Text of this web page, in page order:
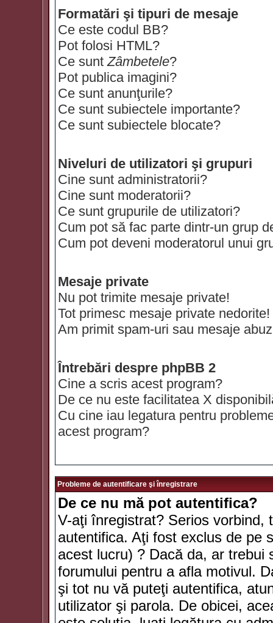
Formatări şi tipuri de mesaje
Ce este codul BB?
Pot folosi HTML?
Ce suntZâmbetele?
Pot publica imagini?
Ce sunt anunţurile?
Ce sunt subiectele importante?
Ce sunt subiectele blocate?
Niveluri de utilizatori şi grupuri
Cine sunt administratorii?
Cine sunt moderatorii?
Ce sunt grupurile de utilizatori?
Cum pot să fac parte dintr-un grup
Cum pot deveni moderatorul unui
Mesaje private
Nu pot trimite mesaje private!
Tot primesc mesaje private nedorite!
Am primit spam-uri sau mesaje
Întrebări despre phpBB 2
Cine a scris acest program?
De ce nu este facilitatea X
Cu cine iau legatura pentru
acest program?
Probleme de autentificare şi înregistrare
De ce nu mă pot autentifica?
V-aţi înregistrat? Serios vorbind,
autentifica. Aţi fost exclus de pe
acest lucru) ? Dacă da, ar trebui
forumului pentru a afla motivul.
şi tot nu vă puteţi autentifica,
utilizator şi parola. De obicei,